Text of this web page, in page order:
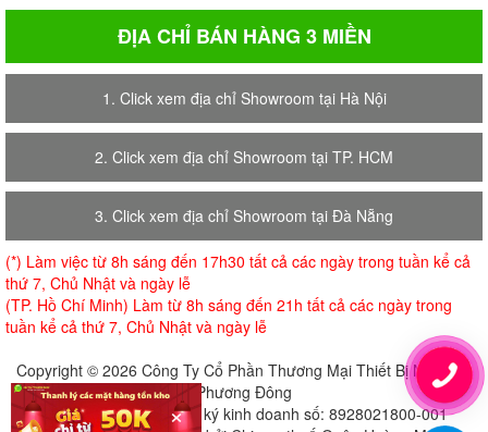
ĐỊA CHỈ BÁN HÀNG 3 MIỀN
1. Click xem địa chỉ Showroom tại Hà Nội
2. Click xem địa chỉ Showroom tại TP. HCM
3. Click xem địa chỉ Showroom tại Đà Nẵng
(*) Làm việc từ 8h sáng đến 17h30 tất cả các ngày trong tuần kể cả
thứ 7, Chủ Nhật và ngày lễ
(TP. Hồ Chí Minh) Làm từ 8h sáng đến 21h tất cả các ngày trong
tuần kể cả thứ 7, Chủ Nhật và ngày lễ
Copyright © 2026 Công Ty Cổ Phần Thương Mại Thiết Bị Nội Thất
Phương Đông
Giấy chứng nhận đăng ký kinh doanh số: 8928021800-001
×